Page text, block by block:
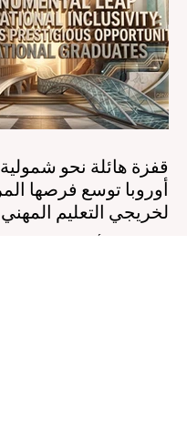
لمساعدي
والمصممين خصيصاً
حقيقية في مهنة التدريس. ومن
الناجحة للمهام الإدارية التي
طويلاً، تبشر هذه الأدوات
قفزة هائلة نحو شمولية
أوروبا توسع فرصها
لخريجي التعليم المهني